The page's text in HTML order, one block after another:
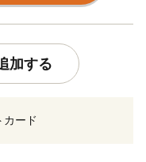
加する
カード